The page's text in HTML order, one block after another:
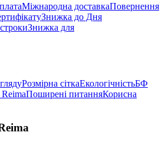
Міжнародна доставкаПовернення
Знижка до Дня
Знижка для
Розмірна сіткаЕкологічністьБФ
Поширені питанняКорисна